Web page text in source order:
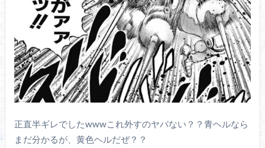
正直半ギレでしたwwwこれ外すのヤバない？？青ヘルなら
まだ分かるが、黄色ヘルだぜ？？